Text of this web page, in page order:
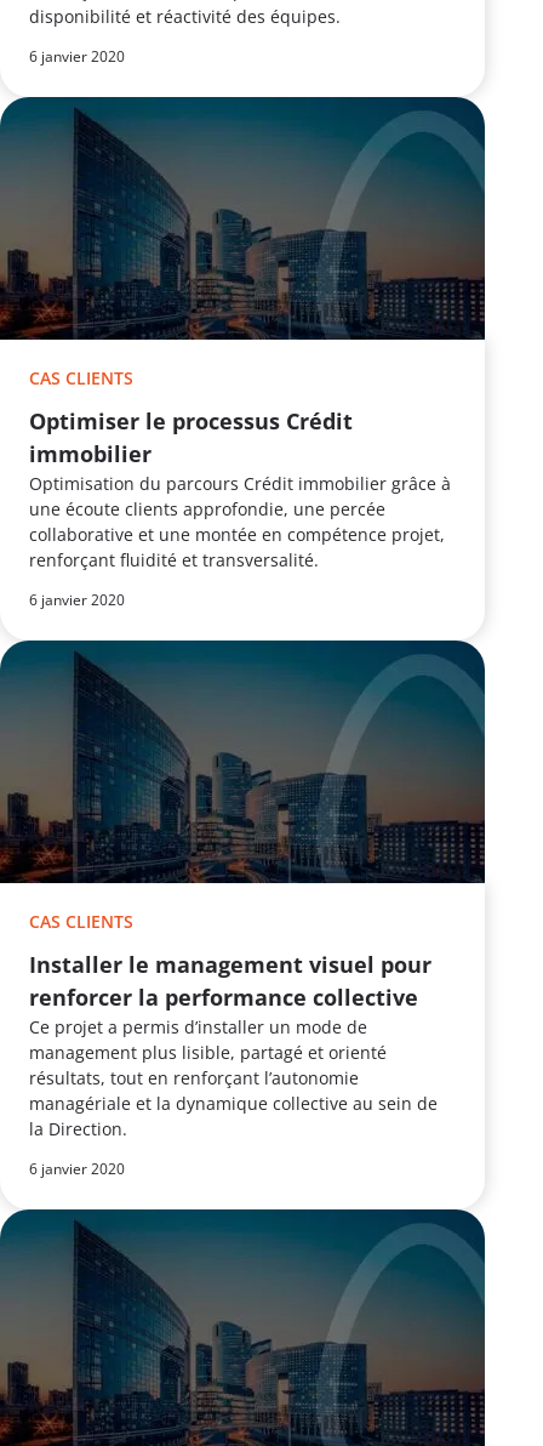
disponibilité et réactivité des équipes.
6 janvier 2020
CAS CLIENTS
Optimiser le processus Crédit
immobilier
Optimisation du parcours Crédit immobilier grâce à
une écoute clients approfondie, une percée
collaborative et une montée en compétence projet,
renforçant fluidité et transversalité.
6 janvier 2020
CAS CLIENTS
Installer le management visuel pour
renforcer la performance collective
Ce projet a permis d’installer un mode de
management plus lisible, partagé et orienté
résultats, tout en renforçant l’autonomie
managériale et la dynamique collective au sein de
la Direction.
6 janvier 2020